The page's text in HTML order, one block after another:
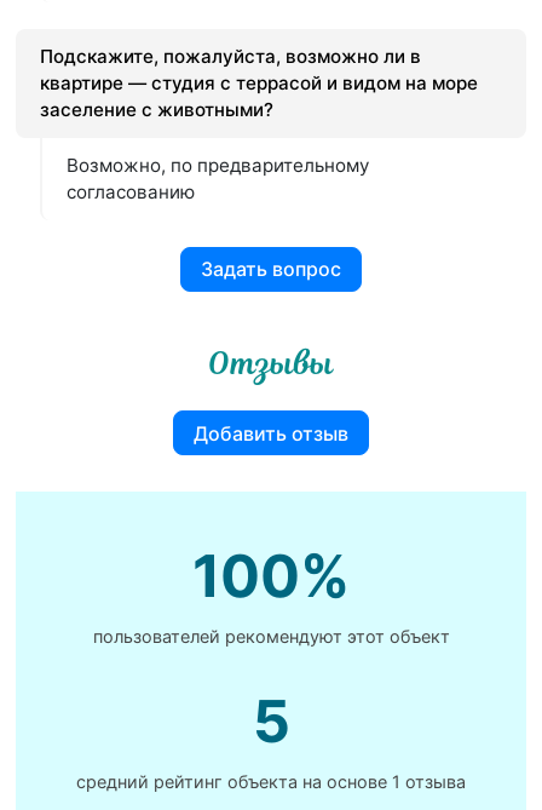
Подскажите, пожалуйста, возможно ли в
квартире — студия с террасой и видом на море
заселение с животными?
Возможно, по предварительному
согласованию
Задать вопрос
Отзывы
Добавить отзыв
100%
пользователей рекомендуют этот объект
5
средний рейтинг объекта на основе 1 отзыва